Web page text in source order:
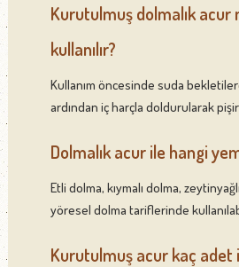
Kurutulmuş dolmalık acur
kullanılır?
Kullanım öncesinde suda
ardından iç harçla doldurularak
Dolmalık acur ile hangi
Etli dolma, kıymalı dolma,
yöresel dolma tariflerinde
Kurutulmuş acur kaç adet